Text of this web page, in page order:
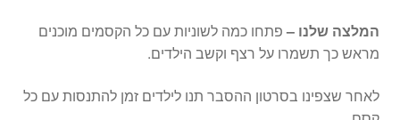
המלצה שלנו –פתחו כמה לשוניות עם כל הקסמים מוכנים
מראש כך תשמרו על רצף וקשב הילדים.
לאחר שצפינו בסרטון ההסבר תנו לילדים זמן להתנסות עם כל